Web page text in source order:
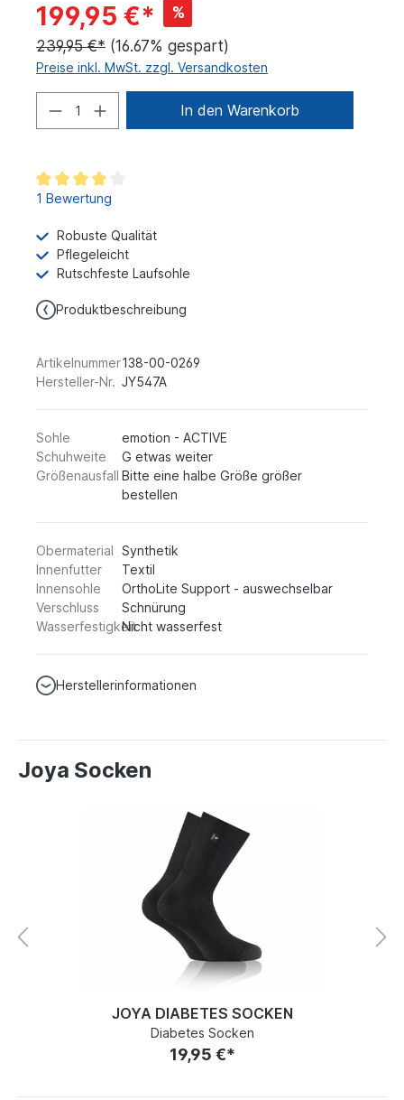
199,95 €* %
239,95 €* (16.67% gespart)
Preise inkl. MwSt. zzgl. Versandkosten
In den Warenkorb
1 Bewertung
Robuste Qualität
Pflegeleicht
Rutschfeste Laufsohle
Produktbeschreibung
Artikelnummer138-00-0269
Hersteller-Nr. JY547A
Sohle
emotion - ACTIVE
Schuhweite
G etwas weiter
Größenausfall Bitte eine halbe Größe größer
bestellen
Obermaterial Synthetik
Innenfutter
Textil
Innensohle
OrthoLite Support - auswechselbar
Verschluss
Schnürung
WasserfestigkeitNicht wasserfest
Herstellerinformationen
Joya Socken
JOYA DIABETES SOCKEN
Diabetes Socken
19,95 €*